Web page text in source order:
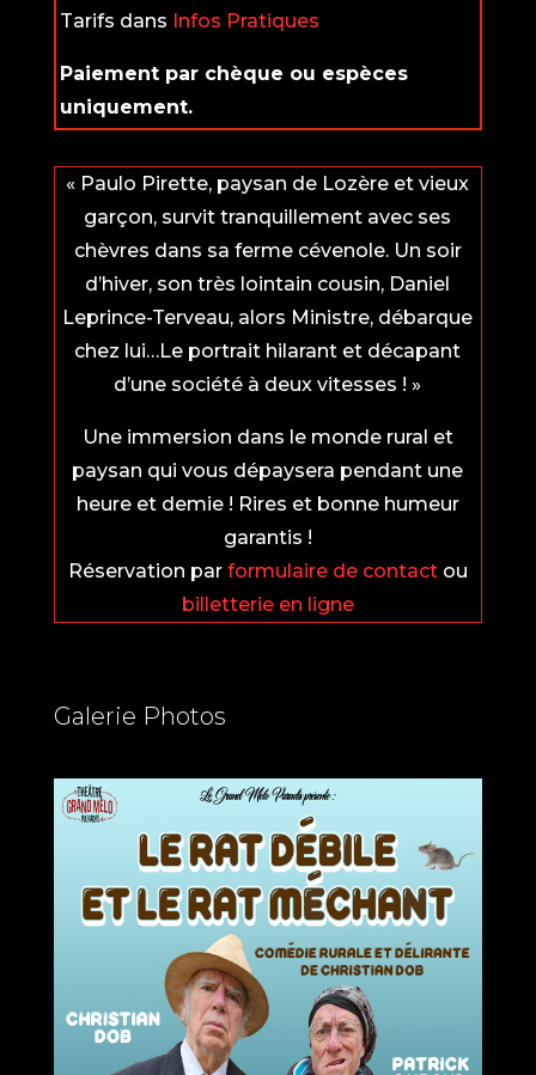
Tarifs dans Infos Pratiques
Paiement par chèque ou espèces
uniquement.
« Paulo Pirette, paysan de Lozère et vieux
garçon, survit tranquillement avec ses
chèvres dans sa ferme cévenole. Un soir
d’hiver, son très lointain cousin, Daniel
Leprince-Terveau, alors Ministre, débarque
chez lui…Le portrait hilarant et décapant
d’une société à deux vitesses ! »
Une immersion dans le monde rural et
paysan qui vous dépaysera pendant une
heure et demie ! Rires et bonne humeur
garantis !
Réservation par formulaire de contactou
billetterie en ligne
Galerie Photos